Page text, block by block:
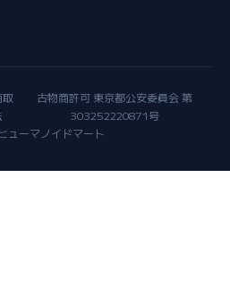
古物商許可 東京都公安委員会 第
303252220871号
ューマノイドマート